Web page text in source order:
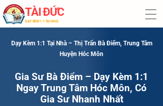
TÀI ĐỨC
​DẠY KÈM 1:1 TẠI NHÀ
Dạy Kèm 1:1 Tại Nhà – Thị Trấn Bà Điểm, Trung Tâm
Huyện Hóc Môn
Gia Sư Bà Điểm – Dạy Kèm 1:1
Ngay Trung Tâm Hóc Môn, Có
Gia Sư Nhanh Nhất